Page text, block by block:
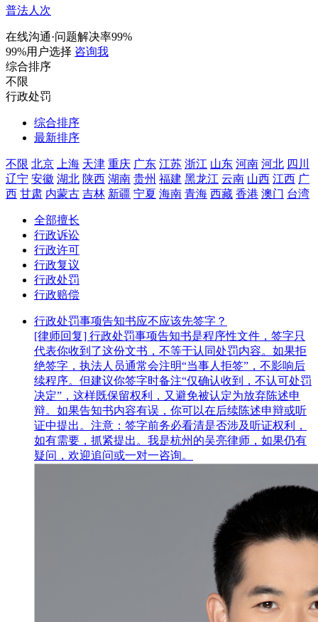
普法人次
在线沟通·问题解决率99%
99%用户选择 咨询我
综合排序
不限
行政处罚
综合排序
最新排序
不限 北京 上海 天津 重庆 广东 江苏 浙江 山东 河南 河北 四川
辽宁 安徽 湖北 陕西 湖南 贵州 福建 黑龙江 云南 山西 江西 广
西 甘肃 内蒙古 吉林 新疆 宁夏 海南 青海 西藏 香港 澳门 台湾
全部擅长
行政诉讼
行政许可
行政复议
行政处罚
行政赔偿
行政处罚事项告知书应不应该先签字？
[律师回复] 行政处罚事项告知书是程序性文件，签字只
代表你收到了这份文书，不等于认同处罚内容。如果拒
绝签字，执法人员通常会注明“当事人拒签”，不影响后
续程序。但建议你签字时备注“仅确认收到，不认可处罚
决定”，这样既保留权利，又避免被认定为放弃陈述申
辩。如果告知书内容有误，你可以在后续陈述申辩或听
证中提出。注意：签字前务必看清是否涉及听证权利，
如有需要，抓紧提出。我是杭州的吴亮律师，如果仍有
疑问，欢迎追问或一对一咨询。